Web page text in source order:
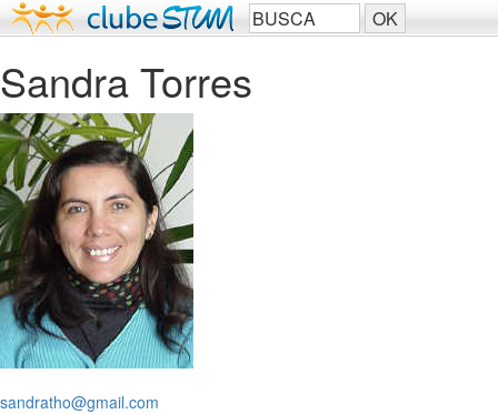
Sandra Torres
sandratho@gmail.com